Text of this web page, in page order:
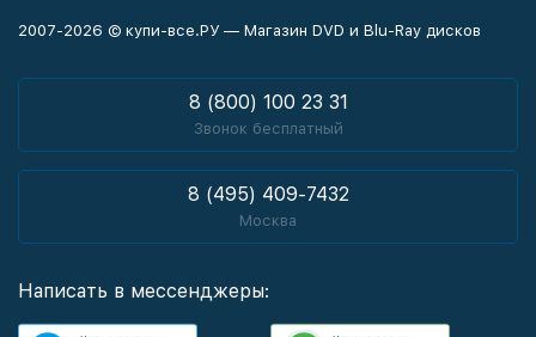
2007-2026 © купи-все.РУ — Магазин DVD и Blu-Ray дисков
8 (800) 100 23 31
Звонок бесплатный
8 (495) 409-7432
Москва
Написать в мессенджеры: